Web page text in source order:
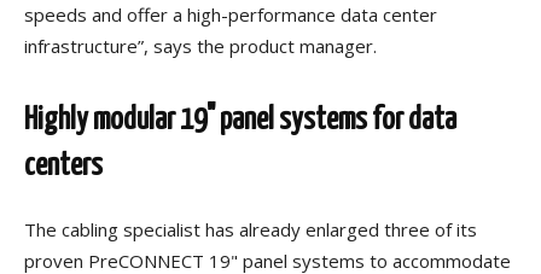
speeds and offer a high-performance data center
infrastructure”, says the product manager.
Highly modular 19" panel systems for data
centers
The cabling specialist has already enlarged three of its
proven PreCONNECT 19" panel systems to accommodate